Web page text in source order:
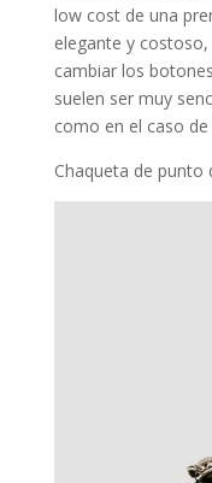
low cost de una
elegante y
cambiar los
suelen ser muy
como en el caso
Chaqueta de punto